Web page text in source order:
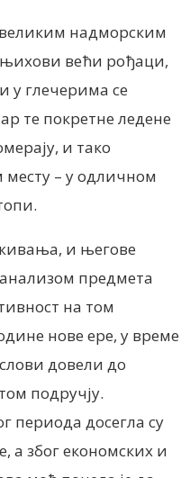
надморским
већи рођаци,
у глечерима се
те покретне ледене
и тако
месту – у одличном
и његове
предмета
на том
нове ере, у време
довели до
подручју.
периода досегла су
а због економских и